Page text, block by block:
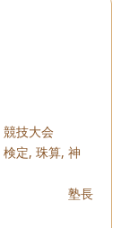
競技大会
検定, 珠算, 神
塾長